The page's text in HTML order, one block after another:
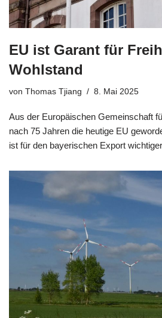
EU ist Garant für
Wohlstand
von Thomas Tjiang 8. Mai 2025
Aus der Europäischen Gemeinschaft
nach 75 Jahren die heutige EU
ist für den bayerischen Export